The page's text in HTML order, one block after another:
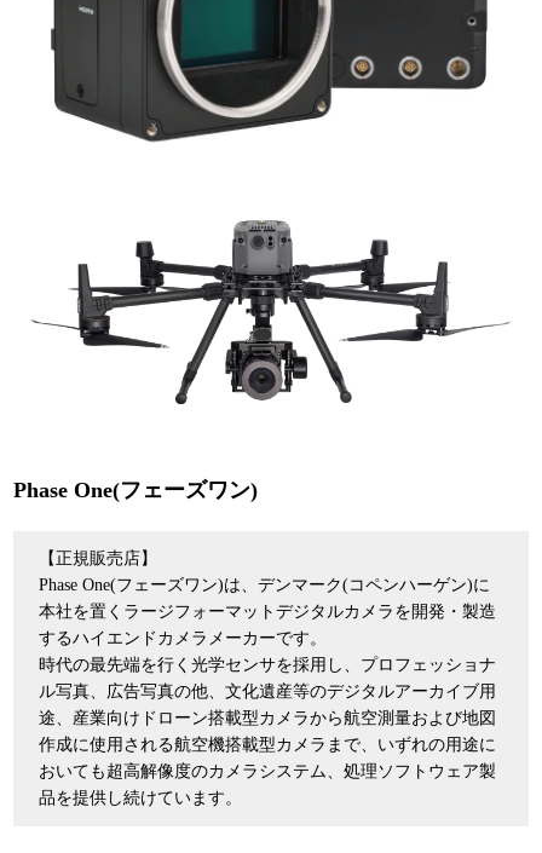
Phase One(フェーズワン)
【正規販売店】
Phase One(フェーズワン)は、デンマーク(コペンハーゲン)に
本社を置くラージフォーマットデジタルカメラを開発・製造
するハイエンドカメラメーカーです。
時代の最先端を行く光学センサを採用し、プロフェッショナ
ル写真、広告写真の他、文化遺産等のデジタルアーカイブ用
途、産業向けドローン搭載型カメラから航空測量および地図
作成に使用される航空機搭載型カメラまで、いずれの用途に
おいても超高解像度のカメラシステム、処理ソフトウェア製
品を提供し続けています。